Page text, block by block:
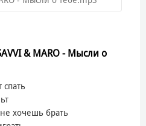
& MARO - Мысли о
хочешь брать